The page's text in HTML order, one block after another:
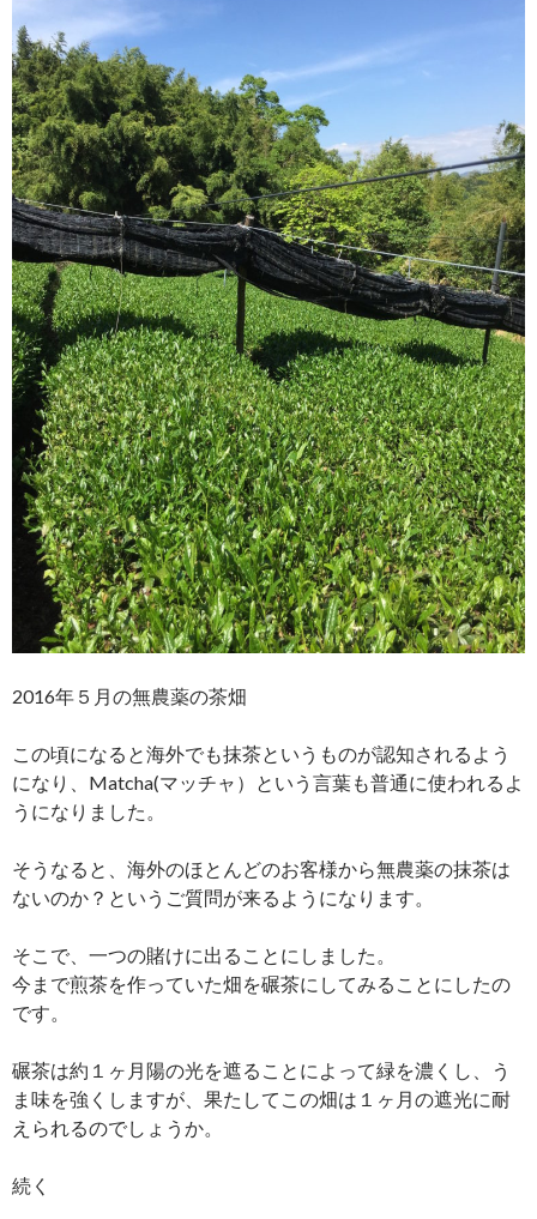
2016年５月の無農薬の茶畑
この頃になると海外でも抹茶というものが認知されるよう
になり、Matcha(マッチャ）という言葉も普通に使われるよ
うになりました。
そうなると、海外のほとんどのお客様から無農薬の抹茶は
ないのか？というご質問が来るようになります。
そこで、一つの賭けに出ることにしました。
今まで煎茶を作っていた畑を碾茶にしてみることにしたの
です。
碾茶は約１ヶ月陽の光を遮ることによって緑を濃くし、う
ま味を強くしますが、果たしてこの畑は１ヶ月の遮光に耐
えられるのでしょうか。
続く